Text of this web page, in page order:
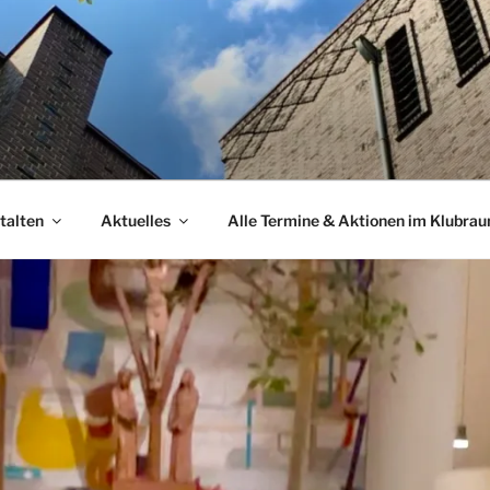
Aktuelles Alle Termine & Aktionen im